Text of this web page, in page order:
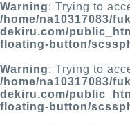
Warning: Trying to
/home/na10317083/
dekiru.com/
floating-button/
Warning: Trying to
/home/na10317083/
dekiru.com/
floating-button/